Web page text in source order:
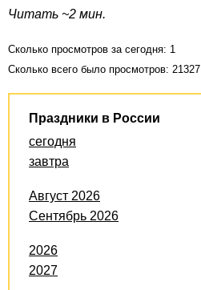
Читать ~2 мин.
Сколько просмотров за сегодня: 1
Сколько всего было просмотров: 21327
Праздники в России
сегодня
завтра
Август 2026
Сентябрь 2026
2026
2027